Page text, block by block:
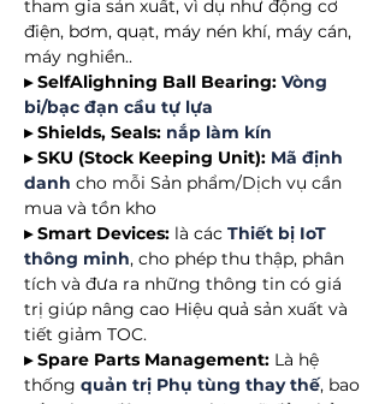
tham gia sản xuất, vì dụ như động cơ
điện, bơm, quạt, máy nén khí, máy cán,
máy nghiền..
▸ SelfAlighning Ball Bearing: Vòng
bi/bạc đạn cầu tự lựa
▸ Shields, Seals: nắp làm kín
▸ SKU (Stock Keeping Unit): Mã định
danh cho mỗi Sản phẩm/Dịch vụ cần
mua và tồn kho
▸ Smart Devices: là các Thiết bị IoT
thông minh, cho phép thu thập, phân
tích và đưa ra những thông tin có giá
trị giúp nâng cao Hiệu quả sản xuất và
tiết giảm TOC.
▸ Spare Parts Management: Là hệ
thống quản trị Phụ tùng thay thế, bao